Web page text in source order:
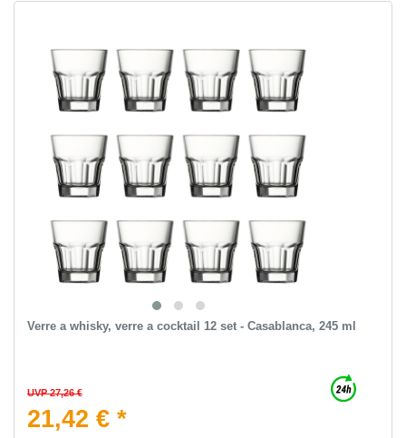
Verre a whisky, verre a cocktail 12 set - Casablanca, 245 ml
UVP 27,26 €
21,42 € *